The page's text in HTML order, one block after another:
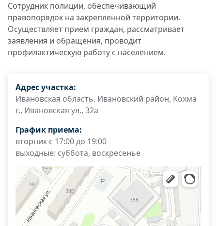
Сотрудник полиции, обеспечивающий
правопорядок на закрепленной территории.
Осуществляет прием граждан, рассматривает
заявления и обращения, проводит
профилактическую работу с населением.
Адрес участка:
Ивановская область, Ивановский район, Кохма
г., Ивановская ул., 32а
График приема:
вторник с 17:00 до 19:00
выходные: суббота, воскресенье